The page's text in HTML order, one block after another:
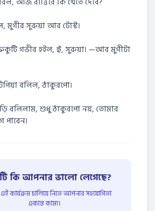
মুগীর সুরুয়া আর টোস্ট।
গভীর হইল, হুঁ, সুরুয়া। —আর মুগীটা
বলিল, ঠাকুরপো।
বলিলাম, শুধু ঠাকুরপো নয়, তোমার
পাবেন।
কি আপনার ভালো লেগেছে?
কার্যক্রম চালিয়ে নিতে আপনার সহযোগিতা
একান্ত কাম্য।